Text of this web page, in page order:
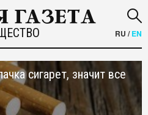
RU /EN
сигарет, значит все